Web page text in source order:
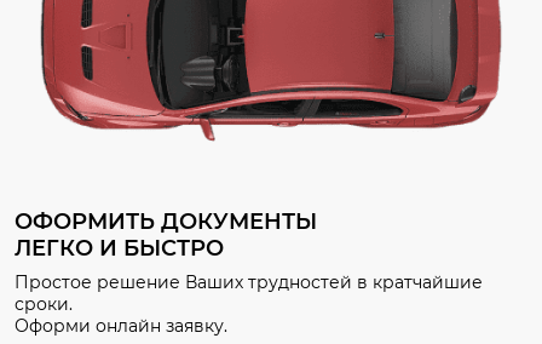
ОФОРМИТЬ ДОКУМЕНТЫ
ЛЕГКО И БЫСТРО
Простое решение Ваших трудностей в кратчайшие
сроки.
Оформи онлайн заявку.